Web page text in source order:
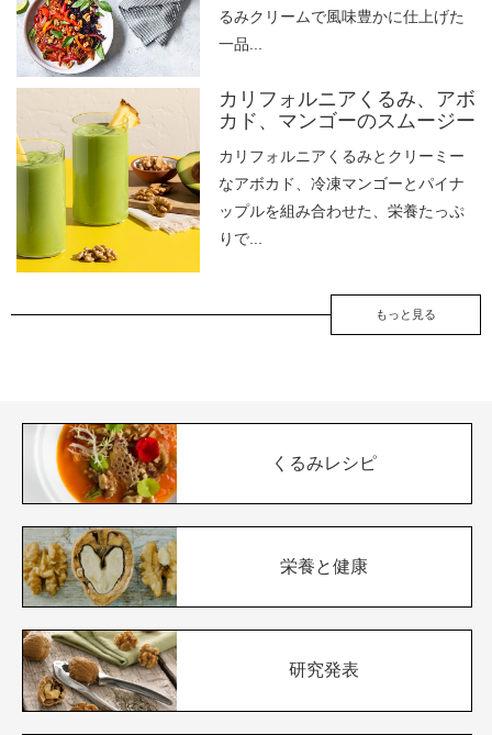
るみクリームで風味豊かに仕上げた
一品...
カリフォルニアくるみ、アボ
カド、マンゴーのスムージー
カリフォルニアくるみとクリーミー
なアボカド、冷凍マンゴーとパイナ
ップルを組み合わせた、栄養たっぷ
りで...
もっと見る
くるみレシピ
栄養と健康
研究発表